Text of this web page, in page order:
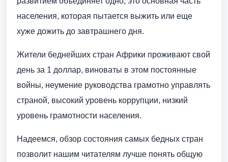
населения, которая пытается выжить или еще
хуже дожить до завтрашнего дня.
Жители беднейших стран Африки проживают свой
день за 1 доллар, виноваты в этом постоянные
войны, неумение руководства грамотно управлять
страной, высокий уровень коррупции, низкий
уровень грамотности населения.
Надеемся, обзор состояния самых бедных стран
позволит нашим читателям лучше понять общую